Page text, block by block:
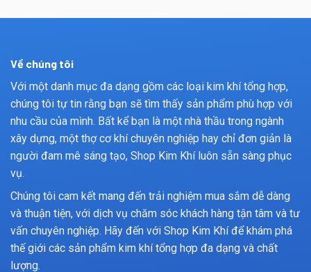
Về chúng tôi
Với một danh mục đa dạng gồm các loại kim khí tổng hợp,
chúng tôi tự tin rằng bạn sẽ tìm thấy sản phẩm phù hợp với
nhu cầu của mình. Bất kể bạn là một nhà thầu trong ngành
xây dựng, một thợ cơ khí chuyên nghiệp hay chỉ đơn giản là
người đam mê sáng tạo, Shop Kim Khí luôn sẵn sàng phục
vụ.
Chúng tôi cam kết mang đến trải nghiệm mua sắm dễ dàng
và thuận tiện, với dịch vụ chăm sóc khách hàng tận tâm và tư
vấn chuyên nghiệp. Hãy đến với Shop Kim Khí để khám phá
thế giới các sản phẩm kim khí tổng hợp đa dạng và chất
lượng.